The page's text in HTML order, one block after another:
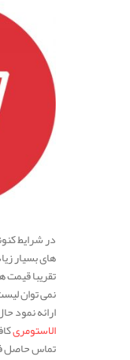
در شرایط
های بسیار
تقریبا قیمت
نمی توان
ارائه نمود
الاستومری
تماس حاصل